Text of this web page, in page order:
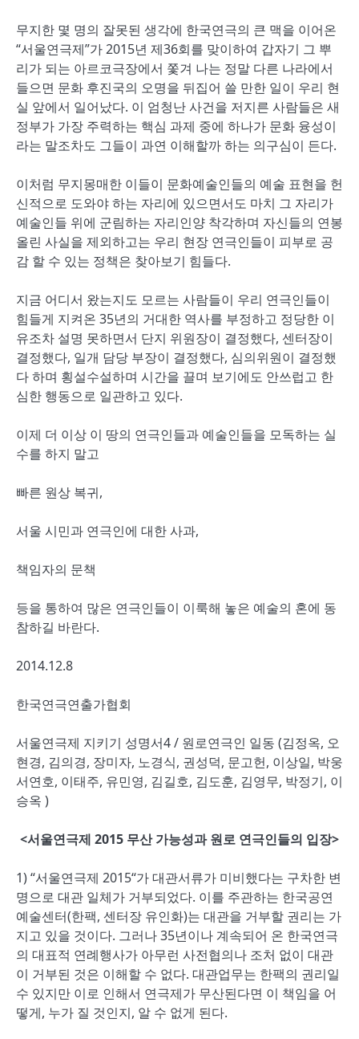
무지한 몇 명의 잘못된 생각에 한국연극의 큰 맥을 이어온
“서울연극제”가 2015년 제36회를 맞이하여 갑자기 그 뿌
리가 되는 아르코극장에서 쫓겨 나는 정말 다른 나라에서
들으면 문화 후진국의 오명을 뒤집어 쓸 만한 일이 우리 현
실 앞에서 일어났다. 이 엄청난 사건을 저지른 사람들은 새
정부가 가장 주력하는 핵심 과제 중에 하나가 문화 융성이
라는 말조차도 그들이 과연 이해할까 하는 의구심이 든다.
이처럼 무지몽매한 이들이 문화예술인들의 예술 표현을 헌
신적으로 도와야 하는 자리에 있으면서도 마치 그 자리가
예술인들 위에 군림하는 자리인양 착각하며 자신들의 연봉
올린 사실을 제외하고는 우리 현장 연극인들이 피부로 공
감 할 수 있는 정책은 찾아보기 힘들다.
지금 어디서 왔는지도 모르는 사람들이 우리 연극인들이
힘들게 지켜온 35년의 거대한 역사를 부정하고 정당한 이
유조차 설명 못하면서 단지 위원장이 결정했다, 센터장이
결정했다, 일개 담당 부장이 결정했다, 심의위원이 결정했
다 하며 횡설수설하며 시간을 끌며 보기에도 안쓰럽고 한
심한 행동으로 일관하고 있다.
이제 더 이상 이 땅의 연극인들과 예술인들을 모독하는 실
수를 하지 말고
빠른 원상 복귀,
서울 시민과 연극인에 대한 사과,
책임자의 문책
등을 통하여 많은 연극인들이 이룩해 놓은 예술의 혼에 동
참하길 바란다.
2014.12.8
한국연극연출가협회
서울연극제 지키기 성명서4 / 원로연극인 일동 (김정옥, 오
현경, 김의경, 장미자, 노경식, 권성덕, 문고헌, 이상일, 박웅
서연호, 이태주, 유민영, 김길호, 김도훈, 김영무, 박정기, 이
승옥 )
<서울연극제 2015 무산 가능성과 원로 연극인들의 입장>
1) “서울연극제 2015“가 대관서류가 미비했다는 구차한 변
명으로 대관 일체가 거부되었다. 이를 주관하는 한국공연
예술센터(한팩, 센터장 유인화)는 대관을 거부할 권리는 가
지고 있을 것이다. 그러나 35년이나 계속되어 온 한국연극
의 대표적 연례행사가 아무런 사전협의나 조처 없이 대관
이 거부된 것은 이해할 수 없다. 대관업무는 한팩의 권리일
수 있지만 이로 인해서 연극제가 무산된다면 이 책임을 어
떻게, 누가 질 것인지, 알 수 없게 된다.